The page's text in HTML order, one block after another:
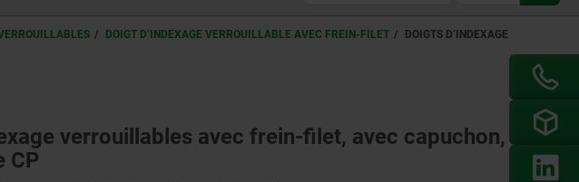
DOIGT D’INDEXAGE VERROUILLABLE AVEC FREIN-FILET
DOIGTS D’INDEXAGE
verrouillables avec frein-filet, avec capuchon, sans
CP